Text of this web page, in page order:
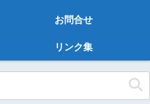
お問合せ
リンク集